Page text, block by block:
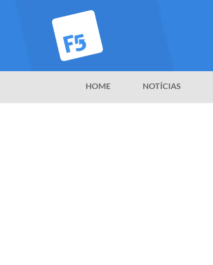
HOME NOTÍCIAS